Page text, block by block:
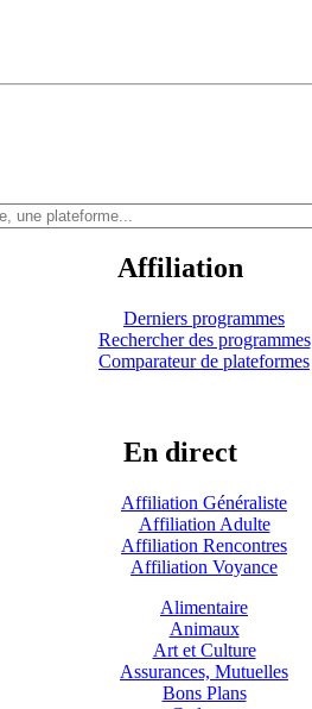
Affiliation
Derniers programmes
Rechercher des programmes
Comparateur de plateformes
En direct
Affiliation Généraliste
Affiliation Adulte
Affiliation Rencontres
Affiliation Voyance
Alimentaire
Animaux
Art et Culture
Assurances, Mutuelles
Bons Plans